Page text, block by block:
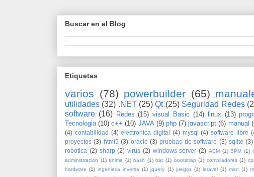
Buscar en el Blog
Etiquetas
varios (78) powerbuilder (65)
utilidades (32) .NET (25) Qt (25) Seguridad Redes
software (16) Redes (15) visual Basic (14) linux (13)
Tecnologia (10) c++ (10) JAVA (9) php (7) javascript (6) manual
(4) contabilidad (4) electronica digital (4) mysql (4) software libre
proyectos (3) html5 (3) oracle (3) pruebas de software (3) sqlite (3)
robotica (2) sharp (2) virus (2) windows server (2) ACM (1) BPM (1)
administracion (1) anime (1) bash (1) bat (1) bootstrap (1) compiladores (1)
hardware (1) ingenieria inversa (1) jquery (1) juegos (1) laravel (1) man (1)